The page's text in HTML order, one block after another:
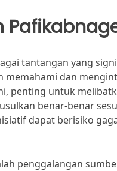
tantangan yang
memahami dan
penting untuk
benar-benar
dapat berisiko
penggalangan